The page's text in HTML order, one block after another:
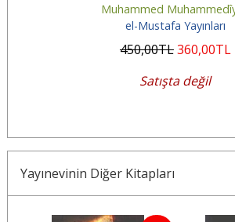
Muhammed
el-Mustafa Yayınları
450,00TL360,00TL
Satışta değil
Yayınevinin Diğer Kitapları